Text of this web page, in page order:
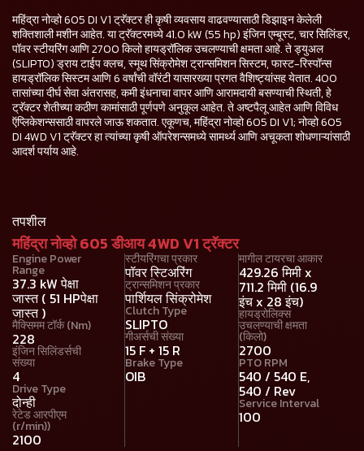
महिंद्रा नोव्हो 605 DI V1 ट्रॅक्टर ही कृषी व्यवसाय वाढवण्यासाठी डिझाइन केलेली
शक्तिशाली मशीन आहेत. या ट्रॅक्टरमध्ये 41.0 kW (55 hp) इंजिन एम्बूस्ट, चार सिलिंडर,
पॉवर स्टीयरिंग आणि 2700 किलो हायड्रॉलिक उचलण्याची क्षमता आहे. ते ड्युअल
(SLIPTO) ड्राय टाईप क्लच, स्मूथ सिंक्रोमेश ट्रान्समिशन सिस्टम, फास्ट-रिस्पॉन्स
हायड्रॉलिक सिस्टम आणि 6 वर्षांची वॉरंटी यासारख्या प्रगत वैशिष्ट्यांसह येतात. 400
तासांच्या दीर्घ सेवा अंतरासह, कमी इंधनाचा वापर आणि आरामदायी बसण्याची स्थिती, हे
ट्रॅक्टर शेतीच्या कठीण कामांसाठी पूर्णपणे अनुकूल आहेत. ते अष्टपैलू आहेत आणि विविध
ऍप्लिकेशन्ससाठी वापरले जाऊ शकतात. एकूणच, महिंद्रा नोव्हो 605 DI V1; नोव्हो 605
DI 4WD V1 ट्रॅक्टर हा त्यांच्या कृषी ऑपरेशन्समध्ये सामर्थ्य आणि अचूकता शोधणाऱ्यांसाठी
आदर्श पर्याय आहे.
तपशील
महिंद्रा नोव्हो 605 डीआय 4WD V1 ट्रॅक्टर
Engine Power
Range
37.3 kW पेक्षा
जास्त ( 51 HPपेक्षा
जास्त )
मैक्सिमम टॉर्क (Nm)
228
इंजिन सिलिंडर्सची
संख्या
4
Drive Type
दोन्ही
रेटेड आरपीएम
(r/min))
2100
स्टीयरिंगचा प्रकार
पॉवर स्टिअरिंग
ट्रान्समिशन प्रकार
पार्शियल सिंक्रोमेश
Clutch Type
SLIPTO
गीअर्सची संख्या
15 F + 15 R
Brake Type
OIB
मागील टायरचा आकार
429.26 मिमी x
711.2 मिमी (16.9
इंच x 28 इंच)
हायड्रोलिक्स
उचलण्याची क्षमता
(किलो)
2700
PTO RPM
540 / 540 E,
540 / Rev
Service Interval
100